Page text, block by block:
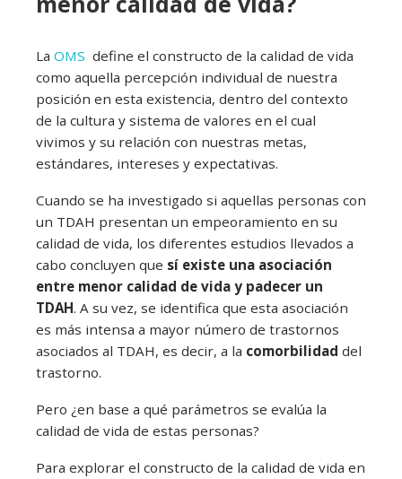
La OMS define el constructo de la calidad de vida
como aquella percepción individual de nuestra
posición en esta existencia, dentro del contexto
de la cultura y sistema de valores en el cual
vivimos y su relación con nuestras metas,
estándares, intereses y expectativas.
Cuando se ha investigado si aquellas personas con
un TDAH presentan un empeoramiento en su
calidad de vida, los diferentes estudios llevados a
cabo concluyen que sí existe una asociación
entre menor calidad de vida y padecer un
TDAH. A su vez, se identifica que esta asociación
es más intensa a mayor número de trastornos
asociados al TDAH, es decir, a la comorbilidad del
trastorno.
Pero ¿en base a qué parámetros se evalúa la
calidad de vida de estas personas?
Para explorar el constructo de la calidad de vida en